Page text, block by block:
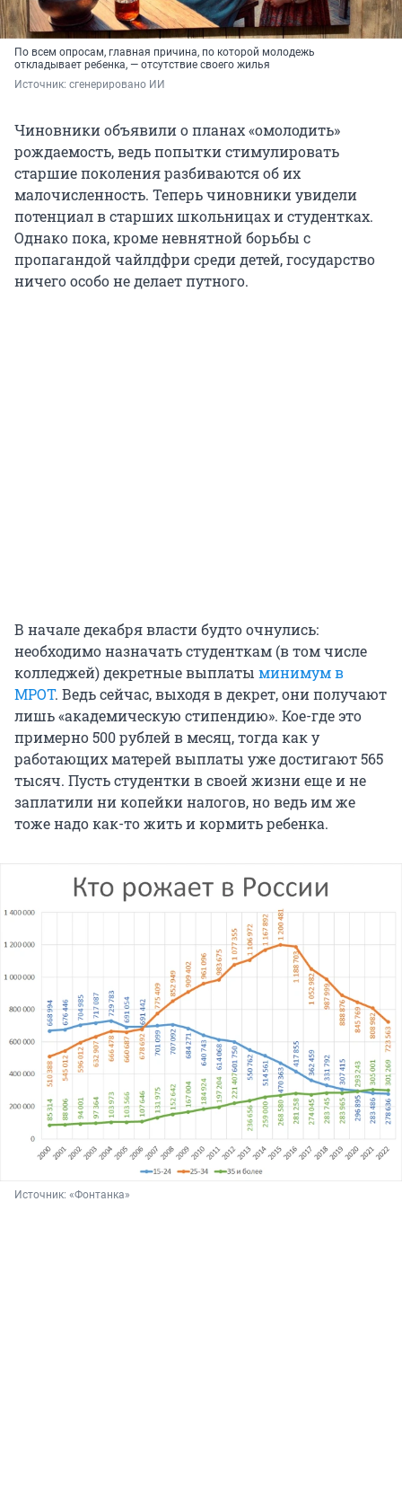
По всем опросам, главная причина, по которой молодежь
откладывает ребенка, — отсутствие своего жилья
Источник: сгенерировано ИИ
Чиновники объявили о планах «омолодить»
рождаемость, ведь попытки стимулировать
старшие поколения разбиваются об их
малочисленность. Теперь чиновники увидели
потенциал в старших школьницах и студентках.
Однако пока, кроме невнятной борьбы с
пропагандой чайлдфри среди детей, государство
ничего особо не делает путного.
В начале декабря власти будто очнулись:
необходимо назначать студенткам (в том числе
колледжей) декретные выплаты минимум в
МРОТ. Ведь сейчас, выходя в декрет, они получают
лишь «академическую стипендию». Кое-где это
примерно 500 рублей в месяц, тогда как у
работающих матерей выплаты уже достигают 565
тысяч. Пусть студентки в своей жизни еще и не
заплатили ни копейки налогов, но ведь им же
тоже надо как-то жить и кормить ребенка.
Источник: «Фонтанка»